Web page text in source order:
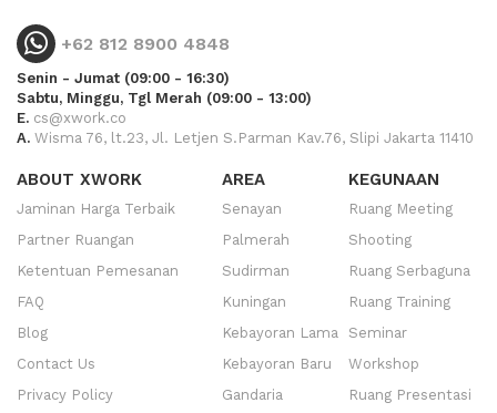
+62 812 8900 4848
Senin - Jumat (09:00 - 16:30)
Sabtu, Minggu, Tgl Merah (09:00 - 13:00)
E. cs@xwork.co
A. Wisma 76, lt.23, Jl. Letjen S.Parman Kav.76, Slipi Jakarta 11410
ABOUT XWORK
Jaminan Harga Terbaik
Partner Ruangan
Ketentuan Pemesanan
FAQ
Blog
Contact Us
Privacy Policy
AREA
Senayan
Palmerah
Sudirman
Kuningan
Kebayoran Lama
Kebayoran Baru
Gandaria
KEGUNAAN
Ruang Meeting
Shooting
Ruang Serbaguna
Ruang Training
Seminar
Workshop
Ruang Presentasi